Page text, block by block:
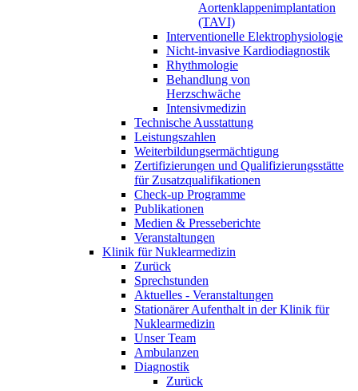
Aortenklappenimplantation
(TAVI)
Interventionelle Elektrophysiologie
Nicht-invasive Kardiodiagnostik
Rhythmologie
Behandlung von
Herzschwäche
Intensivmedizin
Technische Ausstattung
Leistungszahlen
Weiterbildungsermächtigung
Zertifizierungen und Qualifizierungsstätte
für Zusatzqualifikationen
Check-up Programme
Publikationen
Medien & Presseberichte
Veranstaltungen
Klinik für Nuklearmedizin
Zurück
Sprechstunden
Aktuelles - Veranstaltungen
Stationärer Aufenthalt in der Klinik für
Nuklearmedizin
Unser Team
Ambulanzen
Diagnostik
Zurück